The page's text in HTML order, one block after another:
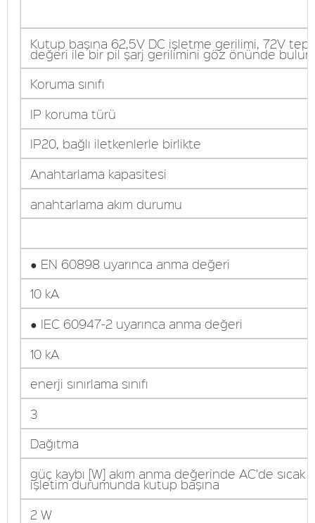
Kutup başına 62,5V DC işletme gerilimi, 72V
değeri ile bir pil şarj gerilimini göz önünde
Koruma sınıfı
IP koruma türü
IP20, bağlı iletkenlerle birlikte
Anahtarlama kapasitesi
anahtarlama akım durumu
● EN 60898 uyarınca anma değeri
10 kA
● IEC 60947-2 uyarınca anma değeri
10 kA
enerji sınırlama sınıfı
3
Dağıtma
güç kaybı [W] akım anma değerinde AC'de sıcak
işletim durumunda kutup başına
2 W